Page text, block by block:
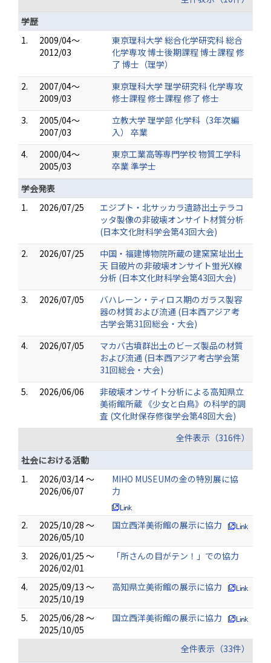
学歴
1.
2009/04～
2012/03
東京理科大学 総合化学研究科 総合
化学専攻 博士後期課程 博士課程 修
了 博士（理学）
2.
2007/04～
2009/03
東京理科大学 理学研究科 化学専攻
修士課程 修士課程 修了 修士
3.
2005/04～
2007/03
立教大学 理学部 化学科（3年次編
入） 卒業
4.
2000/04～
2005/03
東京工業高等専門学校 物質工学科
卒業 準学士
学会発表
1.
2026/07/25
エジプト・北サッカラ遺跡出土テラコ
ッタ製像の非破壊オンサイト材質分析
(日本文化財科学会第43回大会)
2.
2026/07/25
中国・福建博物院所蔵の建窯窯址出土
天 目破片の非破壊オンサイト蛍光X線
分析 (日本文化財科学会第43回大会)
3.
2026/07/05
バハレーン・ティロス期のガラス製容
器の材質および流通 (日本西アジア考
古学会第31回総会・大会)
4.
2026/07/05
マカバ古墳群出土のビーズ製品の材質
および流通 (日本西アジア考古学会第
31回総会・大会)
5.
2026/06/06
非破壊オンサイト分析による高知県立
美術館所蔵 《少女と白鳥》の科学的調
査 (文化財保存修復学会第48回大会)
全件表示（316件）
社会における活動
1.
2026/03/14 ～
2026/06/07
MIHO MUSEUMの金の特別展に協
力
2.
2025/10/28 ～
2026/05/10
国立西洋美術館の展示に協力
3.
2026/01/25 ～
2026/02/01
「所さんの目がテン！」での協力
4.
2025/09/13 ～
2025/10/19
高知県立美術館の展示に協力
5.
2025/06/28 ～
2025/10/05
国立西洋美術館の展示に協力
全件表示（33件）